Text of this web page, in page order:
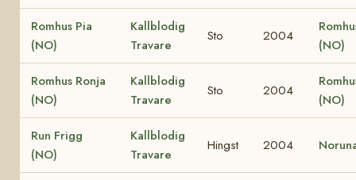
Romhus Pia
(NO)
Kallblodig
Travare
Sto 2004
(NO)
Romhus Ronja
(NO)
Kallblodig
Travare
Sto 2004
(NO)
Run Frigg
(NO)
Kallblodig
Travare
Hingst 2004